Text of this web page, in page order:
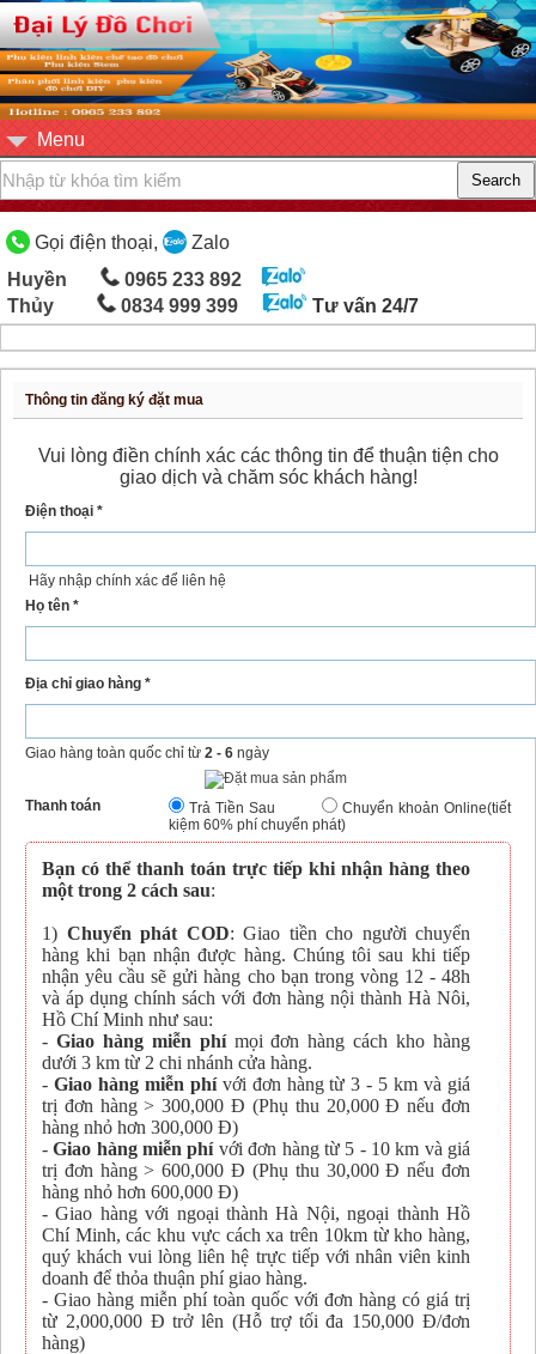
Menu
Gọi điện thoại,
Zalo
Huyền
0965 233 892
Thủy
0834 999 399 Tư vấn 24/7
Thông tin đăng ký đặt mua
Vui lòng điền chính xác các thông tin để thuận tiện cho
giao dịch và chăm sóc khách hàng!
Điện thoại *
Hãy nhập chính xác để liên hệ
Họ tên *
Địa chỉ giao hàng *
Giao hàng toàn quốc chỉ từ 2 - 6 ngày
Thanh toán Trả Tiền Sau
Chuyển khoản Online(tiết
kiệm 60% phí chuyển phát)
Bạn có thể thanh toán trực tiếp khi nhận hàng theo
một trong 2 cách sau:
1) Chuyển phát COD: Giao tiền cho người chuyển
hàng khi bạn nhận được hàng. Chúng tôi sau khi tiếp
nhận yêu cầu sẽ gửi hàng cho bạn trong vòng 12 - 48h
và áp dụng chính sách với đơn hàng nội thành Hà Nôi,
Hồ Chí Minh như sau:
- Giao hàng miễn phímọi đơn hàng cách kho hàng
dưới 3 km từ 2 chi nhánh cửa hàng.
- Giao hàng miễn phívới đơn hàng từ 3 - 5 km và giá
trị đơn hàng > 300,000 Đ (Phụ thu 20,000 Đ nếu đơn
hàng nhỏ hơn 300,000 Đ)
-Giao hàng miễn phívới đơn hàng từ 5 - 10 km và giá
trị đơn hàng > 600,000 Đ (Phụ thu 30,000 Đ nếu đơn
hàng nhỏ hơn 600,000 Đ)
- Giao hàng với ngoại thành Hà Nội, ngoại thành Hồ
Chí Minh, các khu vực cách xa trên 10km từ kho hàng,
quý khách vui lòng liên hệ trực tiếp với nhân viên kinh
doanh để thỏa thuận phí giao hàng.
- Giao hàng miễn phí toàn quốc với đơn hàng có giá trị
từ 2,000,000 Đ trở lên (Hỗ trợ tối đa 150,000 Đ/đơn
hàng)